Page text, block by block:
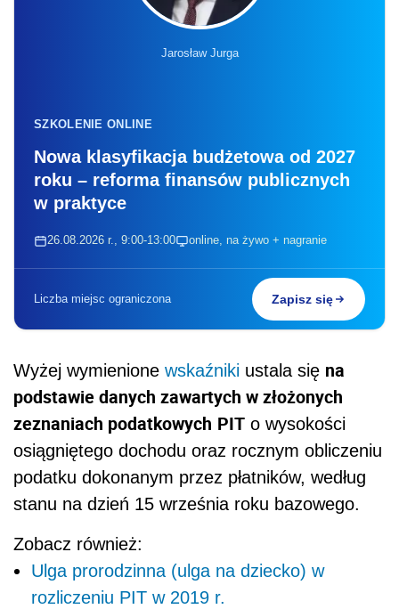
Jarosław Jurga
SZKOLENIE ONLINE
Nowa klasyfikacja budżetowa od 2027
roku – reforma finansów publicznych
w praktyce
26.08.2026 r., 9:00-13:00 online, na żywo + nagranie
Liczba miejsc ograniczona Zapisz się
Wyżej wymienione wskaźniki ustala się na
podstawie danych zawartych w złożonych
zeznaniach podatkowych PIT o wysokości
osiągniętego dochodu oraz rocznym obliczeniu
podatku dokonanym przez płatników, według
stanu na dzień 15 września roku bazowego.
Zobacz również:
Ulga prorodzinna (ulga na dziecko) w
rozliczeniu PIT w 2019 r.